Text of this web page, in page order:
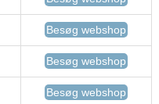
Besøg webshop
Besøg webshop
Besøg webshop